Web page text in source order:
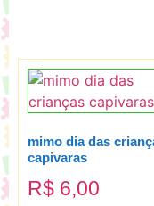
mimo dia das
capivaras
R$ 6,00